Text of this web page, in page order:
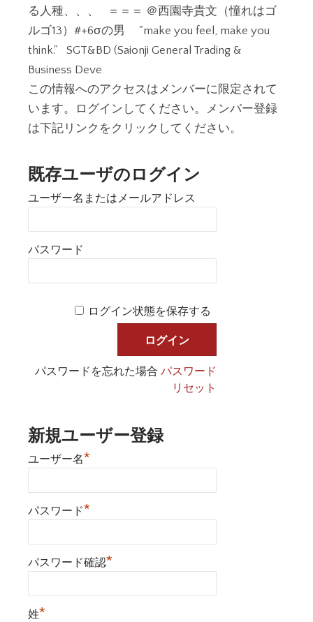
る人種、、、 ＝＝＝ ＠西園寺貴文（憧れはゴ
ルゴ13）#+6σの男 "make you feel, make you
think." SGT&BD (Saionji General Trading &
Business Deve
この情報へのアクセスはメンバーに限定されて
います。ログインしてください。メンバー登録
は下記リンクをクリックしてください。
既存ユーザのログイン
ユーザー名またはメールアドレス
パスワード
ログイン状態を保存する
パスワードを忘れた場合パスワード
リセット
新規ユーザー登録
ユーザー名*
パスワード*
パスワード確認*
姓*